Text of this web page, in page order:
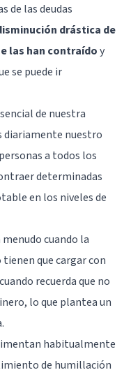
de las deudas
drástica de
las han contraídoy
se puede ir
de nuestra
diariamente nuestro
a todos los
determinadas
en los niveles de
cuando la
que cargar con
recuerda que no
lo que plantea un
habitualmente
de humillación